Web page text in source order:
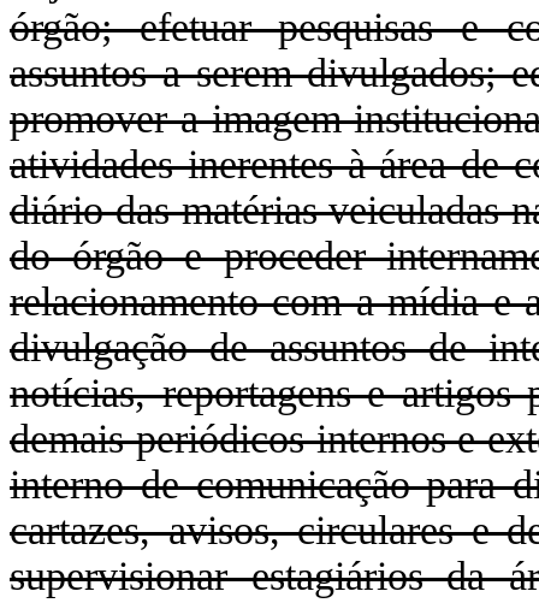
órgão; efetuar pesquisas e
assuntos a serem divulgados;
promover a imagem
atividades inerentes à área de
diário das matérias veiculadas
do órgão e proceder
relacionamento com a mídia e
divulgação de assuntos de
notícias, reportagens e
demais periódicos internos e
interno de comunicação para
cartazes, avisos, circulares e
supervisionar estagiários da